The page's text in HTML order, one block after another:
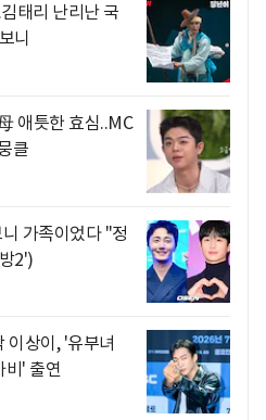
태리 난리난 국
니
애틋한 효심..MC
클
가족이었다 "정
2')
이상이, '유부녀
비' 출연